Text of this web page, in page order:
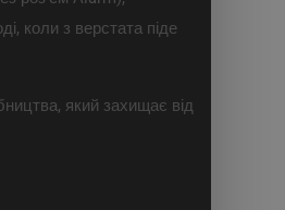
коли з верстата піде
який захищає від